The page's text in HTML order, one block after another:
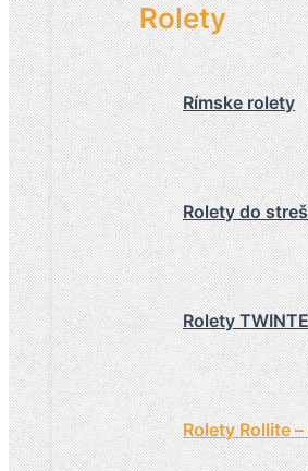
Rolety
Rímske rolety
Rolety do
Rolety
Rolety Rollite